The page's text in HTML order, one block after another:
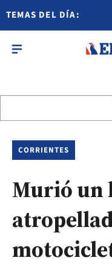
TEMAS DEL DÍA:
CORRIENTES
Murió un